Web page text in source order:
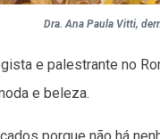
Dra. Ana Paula Vitti,
e palestrante no
e beleza.